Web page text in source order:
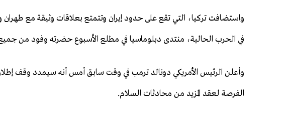
واستضافت تركيا، التي تقع على حدود إيران وتتمتع بعلاقات وثيقة مع
في الحرب الحالية، منتدى دبلوماسيا في مطلع الأسبوع حضرته وفود من جميع
وأعلن الرئيس الأمريكي دونالد ترمب ‌‌في وقت سابق أمس أنه سيمدد وقف
الفرصة لعقد المزيد من محادثات السلام.